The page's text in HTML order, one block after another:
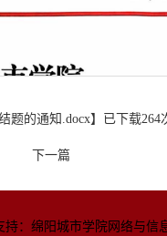
题的通知.docx】已下载264
下一篇
：绵阳城市学院网络与信